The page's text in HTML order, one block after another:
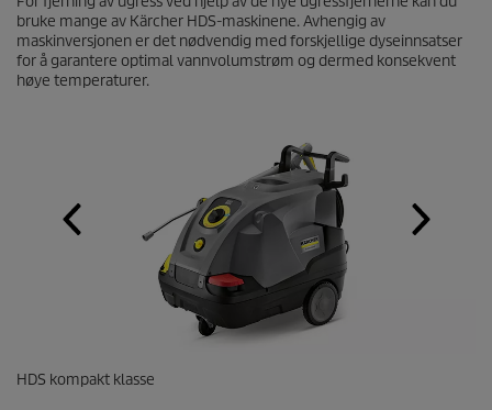
bruke mange av Kärcher HDS-maskinene. Avhengig av
maskinversjonen er det nødvendig med forskjellige dyseinnsatser
for å garantere optimal vannvolumstrøm og dermed konsekvent
høye temperaturer.
HDS kompakt klasse